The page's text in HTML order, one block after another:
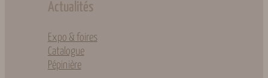
Actualités
Expo & foires
Catalogue
Pépinière